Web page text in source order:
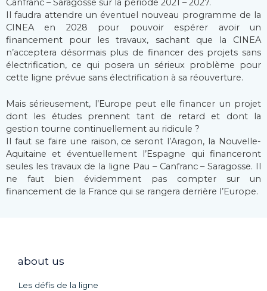
Il faudra attendre un éventuel nouveau programme de la
CINEA en 2028 pour pouvoir espérer avoir un
financement pour les travaux, sachant que la CINEA
n’acceptera désormais plus de financer des projets sans
électrification, ce qui posera un sérieux problème pour
cette ligne prévue sans électrification à sa réouverture.
Mais sérieusement, l’Europe peut elle financer un projet
dont les études prennent tant de retard et dont la
gestion tourne continuellement au ridicule ?
Il faut se faire une raison, ce seront l’Aragon, la Nouvelle-
Aquitaine et éventuellement l’Espagne qui financeront
seules les travaux de la ligne Pau – Canfranc – Saragosse. Il
ne faut bien évidemment pas compter sur un
financement de la France qui se rangera derrière l’Europe.
about us
Les défis de la ligne